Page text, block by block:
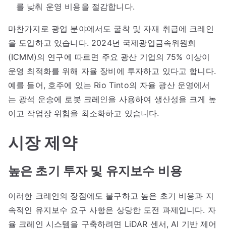
를 낮춰 운영 비용을 절감합니다.
마찬가지로 광업 분야에서도 굴착 및 자재 취급에 크레인
을 도입하고 있습니다. 2024년 국제광업금속위원회
(ICMM)의 연구에 따르면 주요 광산 기업의 75% 이상이
운영 최적화를 위해 자율 장비에 투자하고 있다고 합니다.
예를 들어, 호주에 있는 Rio Tinto의 자율 광산 운영에서
는 광석 운송에 로봇 크레인을 사용하여 생산성을 크게 높
이고 작업장 위험을 최소화하고 있습니다.
시장 제약
높은 초기 투자 및 유지보수 비용
이러한 크레인의 장점에도 불구하고 높은 초기 비용과 지
속적인 유지보수 요구 사항은 상당한 도전 과제입니다. 자
율 크레인 시스템을 구축하려면 LiDAR 센서, AI 기반 제어